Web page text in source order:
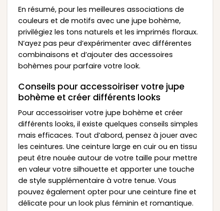
En résumé, pour les meilleures associations de
couleurs et de motifs avec une jupe bohème,
privilégiez les tons naturels et les imprimés floraux.
N’ayez pas peur d’expérimenter avec différentes
combinaisons et d’ajouter des accessoires
bohèmes pour parfaire votre look.
Conseils pour accessoiriser votre jupe
bohème et créer différents looks
Pour accessoiriser votre jupe bohème et créer
différents looks, il existe quelques conseils simples
mais efficaces. Tout d’abord, pensez à jouer avec
les ceintures. Une ceinture large en cuir ou en tissu
peut être nouée autour de votre taille pour mettre
en valeur votre silhouette et apporter une touche
de style supplémentaire à votre tenue. Vous
pouvez également opter pour une ceinture fine et
délicate pour un look plus féminin et romantique.